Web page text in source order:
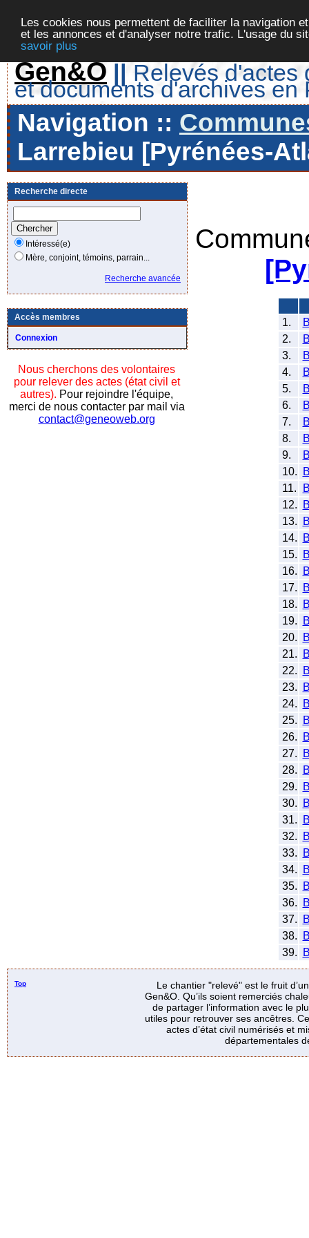
Les cookies nous permettent de faciliter la navigation
et les annonces et d'analyser notre trafic. L'usage du
savoir plus
Gen&O || Relevés d'actes
et documents d'archives en
Navigation ::
Larrebieu [Pyrénées-
Recherche directe
Intéressé(e)
Mère, conjoint, témoins, parrain...
Recherche avancée
Accès membres
Connexion
Nous cherchons des volontaires
pour relever des actes (état civil et
autres). Pour rejoindre l'équipe,
merci de nous contacter par mail via
contact@geneoweb.org
1.
2.
3.
4.
5.
6.
7.
8.
9.
10.
11.
12.
13.
14.
15.
16.
17.
18.
19.
20.
21.
22.
23.
24.
25.
26.
27.
28.
29.
30.
31.
32.
33.
34.
35.
36.
37.
38.
39.
Top
Le chantier "relevé" est le fruit
Gen&O. Qu’ils soient remerciés
de partager l’information avec le
utiles pour retrouver ses ancêtres.
actes d’état civil numérisés et
départementales